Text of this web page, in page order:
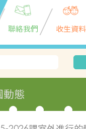
聯絡我們 收生資料
動態